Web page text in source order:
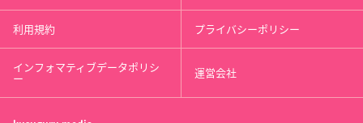
利用規約 プライバシーポリシー
インフォマティブデータポリシ
ー 運営会社